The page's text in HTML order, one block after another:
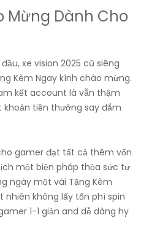
Mừng Dành Cho
xe vision 2025 cũ siêng
Kèm Ngay kính chào mừng.
kết account là vẫn thậm
tiền thưởng say đắm
gamer đạt tất cả thêm vốn
một biện pháp thỏa sức tự
ngày một vài Tặng Kèm
không lấy tổn phí spin
1-1 giản and dễ dàng hy